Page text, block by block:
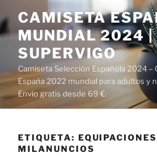
al
contenido
CAMISETA
MUNDIAL 2024 |
SUPERVIGO
Camiseta Selección Española 2024
España 2022 mundial para adultos y
Envío gratis desde 69 €.
ETIQUETA:
MILANUNCIOS